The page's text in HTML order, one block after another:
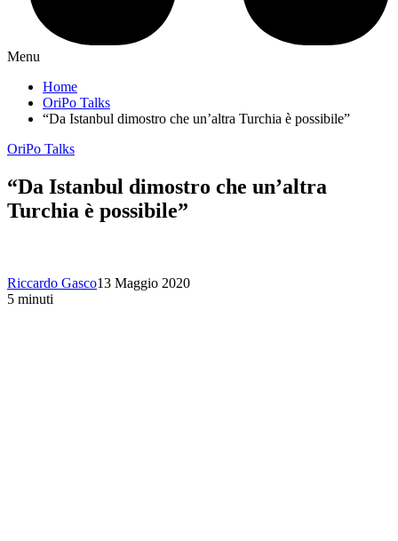
Menu
Home
OriPo Talks
“Da Istanbul dimostro che un’altra Turchia è possibile”
OriPo Talks
“Da Istanbul dimostro che un’altra
Turchia è possibile”
Riccardo Gasco13 Maggio 2020
5 minuti